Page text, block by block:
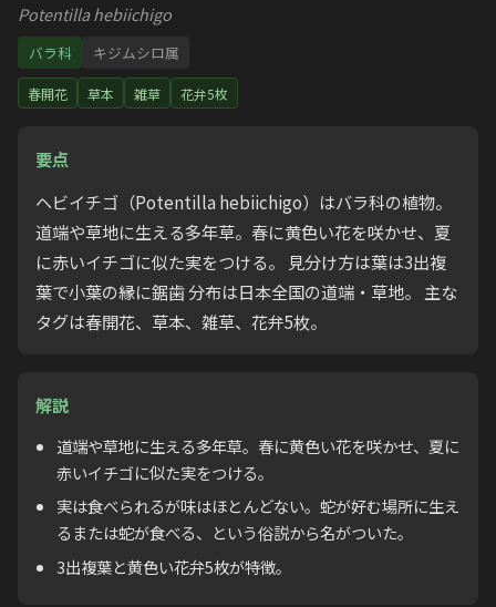
Potentilla hebiichigo
バラ科 キジムシロ属
春開花 草本 雑草 花弁5枚
要点
ヘビイチゴ（Potentilla hebiichigo）はバラ科の植物。
道端や草地に生える多年草。春に黄色い花を咲かせ、夏
に赤いイチゴに似た実をつける。 見分け方は葉は3出複
葉で小葉の縁に鋸歯 分布は日本全国の道端・草地。 主な
タグは春開花、草本、雑草、花弁5枚。
解説
道端や草地に生える多年草。春に黄色い花を咲かせ、夏に
赤いイチゴに似た実をつける。
実は食べられるが味はほとんどない。蛇が好む場所に生え
るまたは蛇が食べる、という俗説から名がついた。
3出複葉と黄色い花弁5枚が特徴。